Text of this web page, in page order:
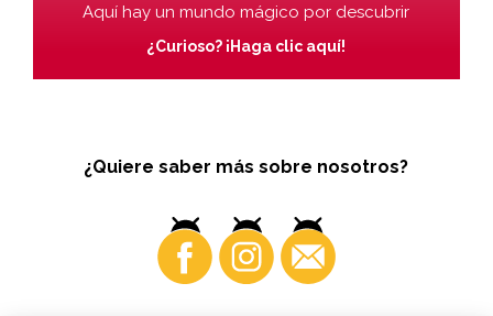
Aquí hay un mundo mágico por descubrir
¿Curioso? ¡Haga clic aquí!
¿Quiere saber más sobre nosotros?